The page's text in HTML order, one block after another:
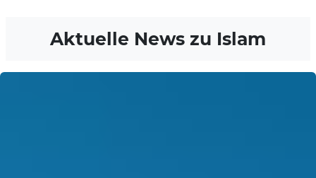
Aktuelle News zu Islam